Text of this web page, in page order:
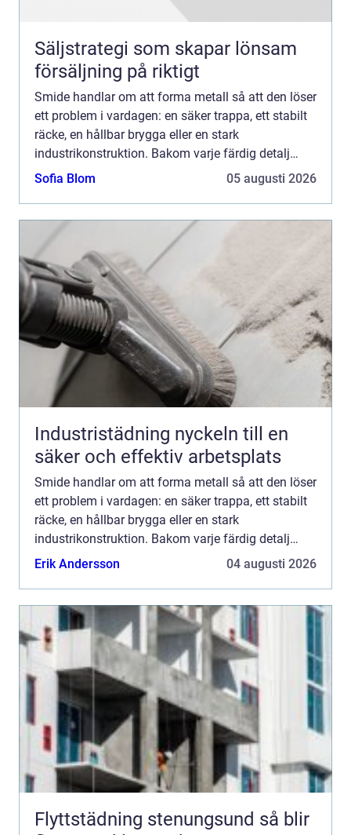
Säljstrategi som skapar lönsam
försäljning på riktigt
Smide handlar om att forma metall så att den löser
ett problem i vardagen: en säker trappa, ett stabilt
räcke, en hållbar brygga eller en stark
industrikonstruktion. Bakom varje färdig detalj
ligger noggrann planering, rätt materialval och en
Sofia Blom 05 augusti 2026
Industristädning nyckeln till en
säker och effektiv arbetsplats
Smide handlar om att forma metall så att den löser
ett problem i vardagen: en säker trappa, ett stabilt
räcke, en hållbar brygga eller en stark
industrikonstruktion. Bakom varje färdig detalj
ligger noggrann planering, rätt materialval och en
Erik Andersson 04 augusti 2026
Flyttstädning stenungsund så blir